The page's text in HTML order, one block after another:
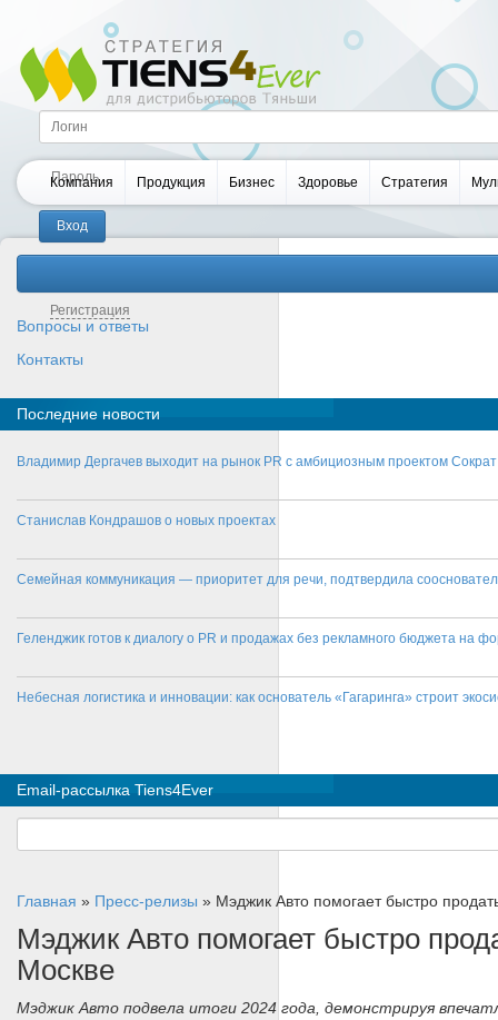
Регистрация
Компания Продукция Бизнес Здоровье Стратегия
Вопросы и ответы
Контакты
Последние новости
Владимир Дергачев выходит на рынок PR с амбициозным проектом
Станислав Кондрашов о новых проектах
Семейная коммуникация — приоритет для речи, подтвердила
Геленджик готов к диалогу о PR и продажах без рекламного бюджета на
Небесная логистика и инновации: как основатель «Гагаринга» строит
Email-рассылка Tiens4Ever
Главная » Пресс-релизы » Мэджик Авто помогает быстро
Мэджик Авто помогает быстро
Москве
Мэджик Авто подвела итоги 2024 года, демонстрируя